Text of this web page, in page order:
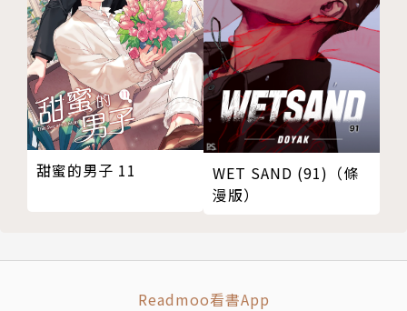
甜蜜的男子 11
WET SAND (91)（條
漫版）
Readmoo看書App